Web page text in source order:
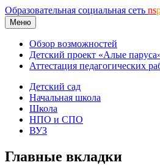
Образовательная социальная сеть ns
Меню
Обзор возможностей
Детский проект «Алые
Аттестация педагогических
Детский сад
Начальная школа
Школа
НПО и СПО
ВУЗ
Главные вкладки